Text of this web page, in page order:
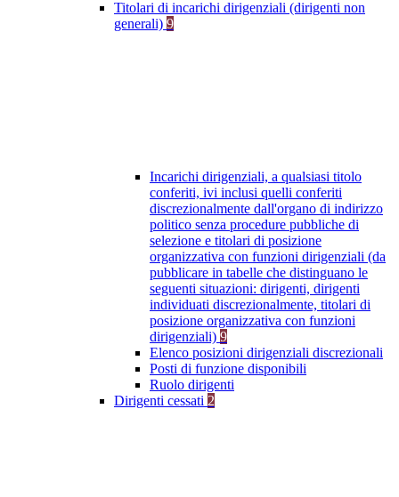
Titolari di incarichi dirigenziali (dirigenti non
generali) 9
Incarichi dirigenziali, a qualsiasi titolo
conferiti, ivi inclusi quelli conferiti
discrezionalmente dall'organo di indirizzo
politico senza procedure pubbliche di
selezione e titolari di posizione
organizzativa con funzioni dirigenziali (da
pubblicare in tabelle che distinguano le
seguenti situazioni: dirigenti, dirigenti
individuati discrezionalmente, titolari di
posizione organizzativa con funzioni
dirigenziali) 9
Elenco posizioni dirigenziali discrezionali
Posti di funzione disponibili
Ruolo dirigenti
Dirigenti cessati 2